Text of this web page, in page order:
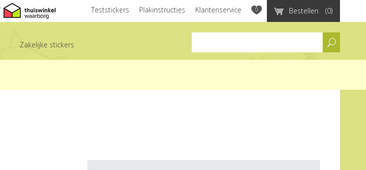
Bestellen (0)
Teststickers Plakinstructies Klantenservice 0
Zakelijke stickers